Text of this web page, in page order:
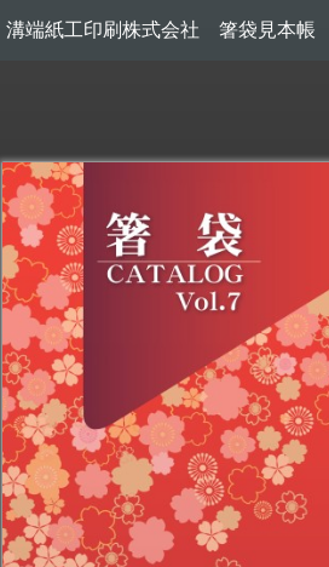
溝端紙工印刷株式会社 箸袋見本帳